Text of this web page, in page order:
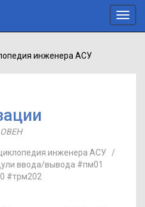
инженера АСУ
ОВЕН
инженера АСУ /
ввода/вывода #пм01
#трм202